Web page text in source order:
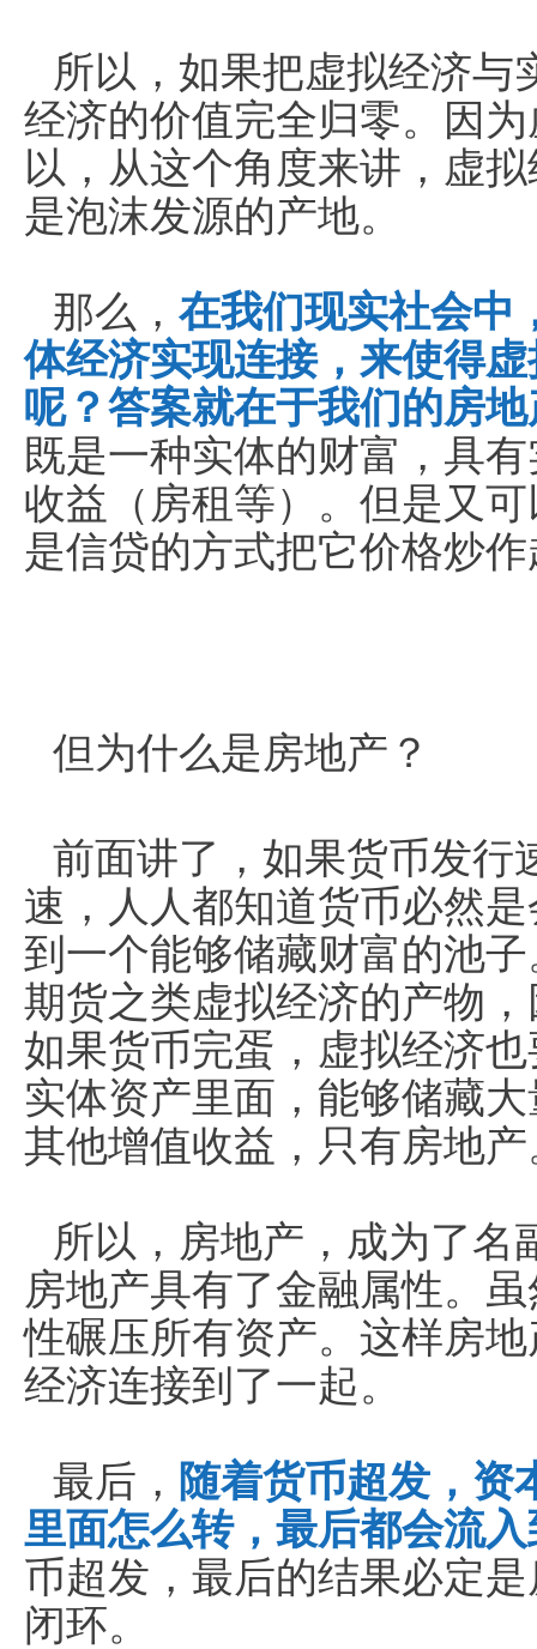
所以，如果把虚拟经济与
经济的价值完全归零。因
以，从这个角度来讲，虚
是泡沫发源的产地。
那么， 在我们现实社会中
体经济实现连接，来使得
呢？答案就在于我们的房
既是一种实体的财富，具
收益（房租等）。但是又
是信贷的方式把它价格炒
但为什么是房地产？
前面讲了，如果货币发行
速，人人都知道货币必然
到一个能够储藏财富的池
期货之类虚拟经济的产物
如果货币完蛋，虚拟经济
实体资产里面，能够储藏
其他增值收益，只有房地产
所以，房地产，成为了名
房地产具有了金融属性。
性碾压所有资产。这样房
经济连接到了一起。
最后， 随着货币超发，资
里面怎么转，最后都会流
币超发，最后的结果必定
闭环。